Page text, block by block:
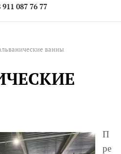
911 087 76 77
ванны
П
ре